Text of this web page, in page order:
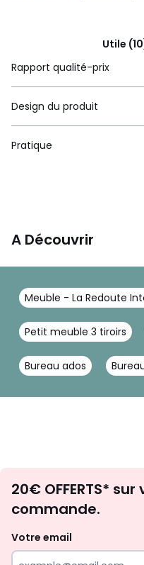
Utile
Rapport qualité-prix
Design du produit
Pratique
A Découvrir
Meuble - La Redoute
Petit meuble 3 tiroirs
Bureau ados
20€ OFFERTS*
commande.
Votre email